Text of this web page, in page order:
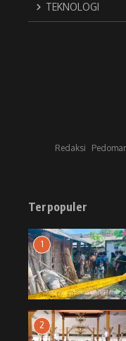
TEKNOLOGI
Redaksi
Terpopuler
1
2